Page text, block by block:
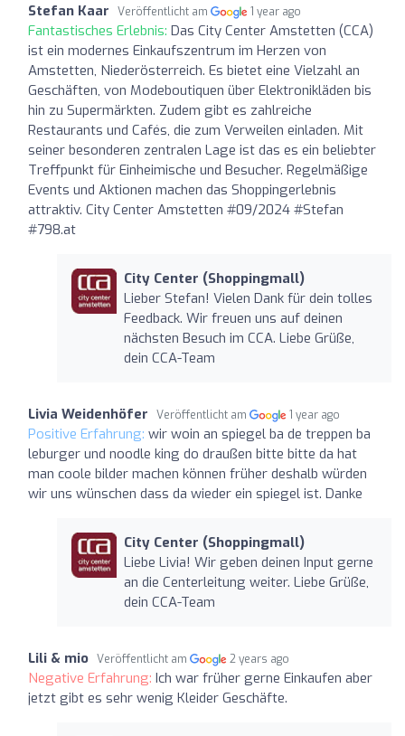
Stefan Kaar Veröffentlicht am 1 year ago
Fantastisches Erlebnis: Das City Center Amstetten (CCA)
ist ein modernes Einkaufszentrum im Herzen von
Amstetten, Niederösterreich. Es bietet eine Vielzahl an
Geschäften, von Modeboutiquen über Elektronikläden bis
hin zu Supermärkten. Zudem gibt es zahlreiche
Restaurants und Cafés, die zum Verweilen einladen. Mit
seiner besonderen zentralen Lage ist das es ein beliebter
Treffpunkt für Einheimische und Besucher. Regelmäßige
Events und Aktionen machen das Shoppingerlebnis
attraktiv. City Center Amstetten #09/2024 #Stefan
#798.at
City Center (Shoppingmall)
Lieber Stefan! Vielen Dank für dein tolles
Feedback. Wir freuen uns auf deinen
nächsten Besuch im CCA. Liebe Grüße,
dein CCA-Team
Livia Weidenhöfer Veröffentlicht am 1 year ago
Positive Erfahrung: wir woin an spiegel ba de treppen ba
leburger und noodle king do draußen bitte bitte da hat
man coole bilder machen können früher deshalb würden
wir uns wünschen dass da wieder ein spiegel ist. Danke
City Center (Shoppingmall)
Liebe Livia! Wir geben deinen Input gerne
an die Centerleitung weiter. Liebe Grüße,
dein CCA-Team
Lili & mio Veröffentlicht am 2 years ago
Negative Erfahrung: Ich war früher gerne Einkaufen aber
jetzt gibt es sehr wenig Kleider Geschäfte.